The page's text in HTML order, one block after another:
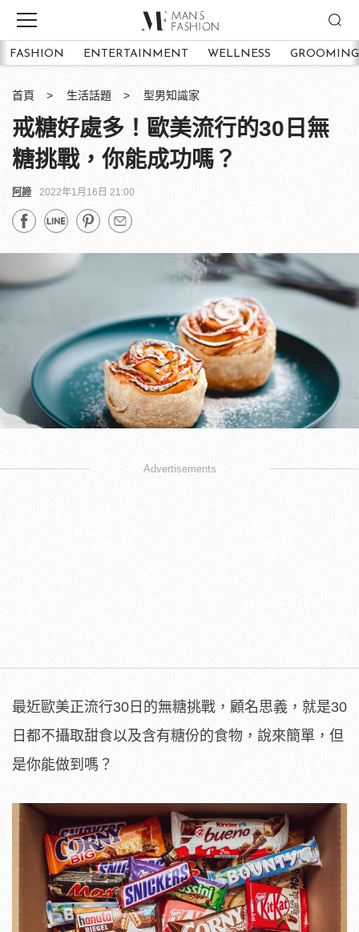
FASHION ENTERTAINMENT WELLNESS GROOMING
首頁 生活話題 型男知識家
戒糖好處多！歐美流行的30日無
糖挑戰，你能成功嗎？
阿諦 2022年1月16日 21:00
Advertisements
最近歐美正流行30日的無糖挑戰，顧名思義，就是30
日都不攝取甜食以及含有糖份的食物，說來簡單，但
是你能做到嗎？